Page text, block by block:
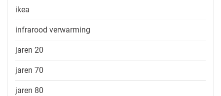
ikea
infrarood verwarming
jaren 20
jaren 70
jaren 80